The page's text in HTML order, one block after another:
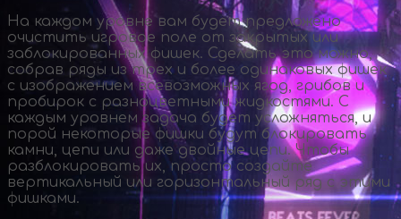
На каждом уровне вам будет предложено
очистить игровое поле от закрытых или
заблокированных фишек. Сделать это можно,
собрав ряды из трех и более одинаковых фишек
с изображением всевозможных ягод, грибов и
пробирок с разноцветными жидкостями. С
каждым уровнем задача будет усложняться, и
порой некоторые фишки будут блокировать
камни, цепи или даже двойные цепи. Чтобы
разблокировать их, просто создайте
вертикальный или горизонтальный ряд с этими
фишками.